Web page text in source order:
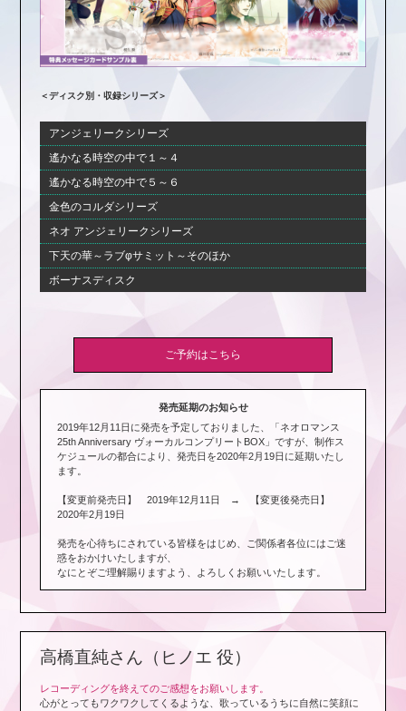
＜ディスク別・収録シリーズ＞
アンジェリークシリーズ
遙かなる時空の中で１～４
遙かなる時空の中で５～６
金色のコルダシリーズ
ネオ アンジェリークシリーズ
下天の華～ラブφサミット～そのほか
ボーナスディスク
ご予約はこちら
発売延期のお知らせ
2019年12月11日に発売を予定しておりました、「ネオロマンス
25th Anniversary ヴォーカルコンプリートBOX」ですが、制作ス
ケジュールの都合により、発売日を2020年2月19日に延期いたし
ます。
【変更前発売日】 2019年12月11日 → 【変更後発売日】
2020年2月19日
発売を心待ちにされている皆様をはじめ、ご関係者各位にはご迷
惑をおかけいたしますが、
なにとぞご理解賜りますよう、よろしくお願いいたします。
高橋直純さん（ヒノエ 役）
レコーディングを終えてのご感想をお願いします。
心がとってもワクワクしてくるような、歌っているうちに自然に笑顔に